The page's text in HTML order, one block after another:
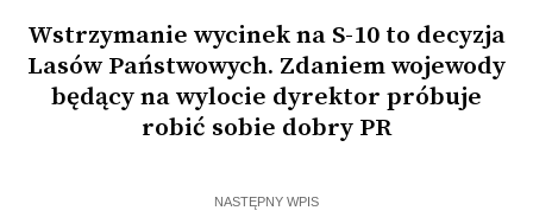
Wstrzymanie wycinek na S-10 to decyzja
Lasów Państwowych. Zdaniem wojewody
będący na wylocie dyrektor próbuje
robić sobie dobry PR
NASTĘPNY WPIS